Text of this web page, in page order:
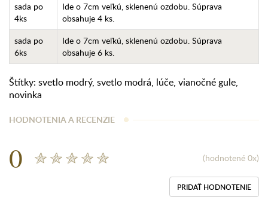
sada po
4ks
Ide o 7cm veľkú, sklenenú ozdobu. Súprava
obsahuje 4 ks.
sada po
6ks
Ide o 7cm veľkú, sklenenú ozdobu. Súprava
obsahuje 6 ks.
Štítky: svetlo modrý, svetlo modrá, lúče, vianočné gule,
novinka
HODNOTENIA A RECENZIE
0 (hodnotené 0x)
PRIDAŤ HODNOTENIE